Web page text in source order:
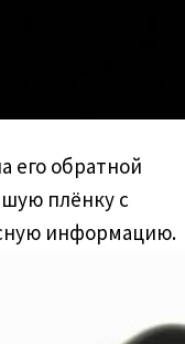
его обратной
плёнку с
информацию.